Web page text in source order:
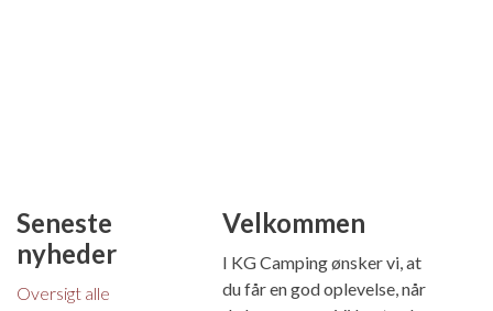
Seneste
nyheder
Oversigt alle
Velkommen
I KG Camping ønsker vi, at
du får en god oplevelse, når